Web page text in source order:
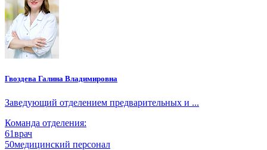
Гвоздева Галина Владимировна
Заведующий отделением предварительных и ...
Команда отделения:
61врач
50медицинский персонал